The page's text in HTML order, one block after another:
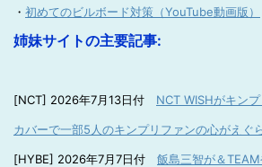
・ 初めてのビルボード対策（YouTube動画版）
姉妹サイトの主要記事:
[NCT] 2026年7月13日付 NCT WISHがキン
カバーで一部5人のキンプリファンの心がえぐ
[HYBE] 2026年7月7日付 飯島三智が＆